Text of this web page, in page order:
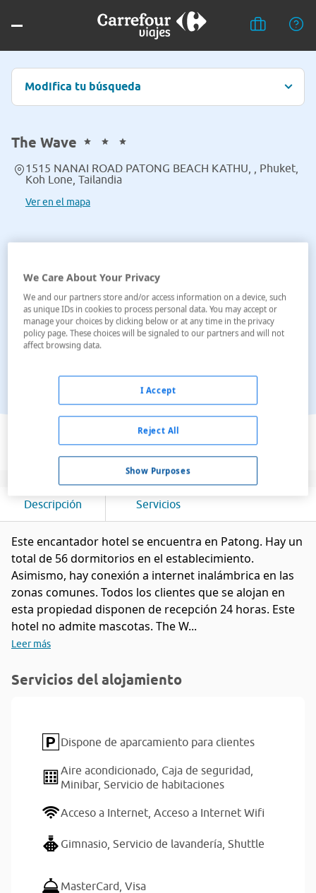
Modifica tu búsqueda
The Wave
1515 NANAI ROAD PATONG BEACH KATHU, , Phuket,
Koh Lone, Tailandia
Ver en el mapa
Ver en el mapa
Descripción Servicios
Este encantador hotel se encuentra en Patong. Hay un
total de 56 dormitorios en el establecimiento.
Asimismo, hay conexión a internet inalámbrica en las
zonas comunes. Todos los clientes que se alojan en
esta propiedad disponen de recepción 24 horas. Este
hotel no admite mascotas. The W...
Leer más
Servicios del alojamiento
Dispone de aparcamiento para clientes
Aire acondicionado, Caja de seguridad,
Minibar, Servicio de habitaciones
Acceso a Internet, Acceso a Internet Wifi
Gimnasio, Servicio de lavandería, Shuttle
MasterCard, Visa
We Care About Your Privacy
We and our partners store and/or access information on a device, such
as unique IDs in cookies to process personal data. You may accept or
manage your choices by clicking below or at any time in the privacy
policy page. These choices will be signaled to our partners and will not
affect browsing data.
Show Purposes
Reject All
I Accept